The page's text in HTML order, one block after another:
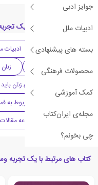
جوایز ادبی
ادبیات ملل
بسته های پیشنهادی
محصولات فرهنگی
کمک آموزشی
مجله‌ی ایران‌کتاب
چی بخونم؟
دسته بندی های کتاب یک
ادبیات آمریکا ادبیات
دهه 2010 میلادی
کتاب هایی که همه ی زنان
فهرست برترین آثار مربوط به
فهرست برترین مجموعه مقالات
کتاب های مرتبط با یک